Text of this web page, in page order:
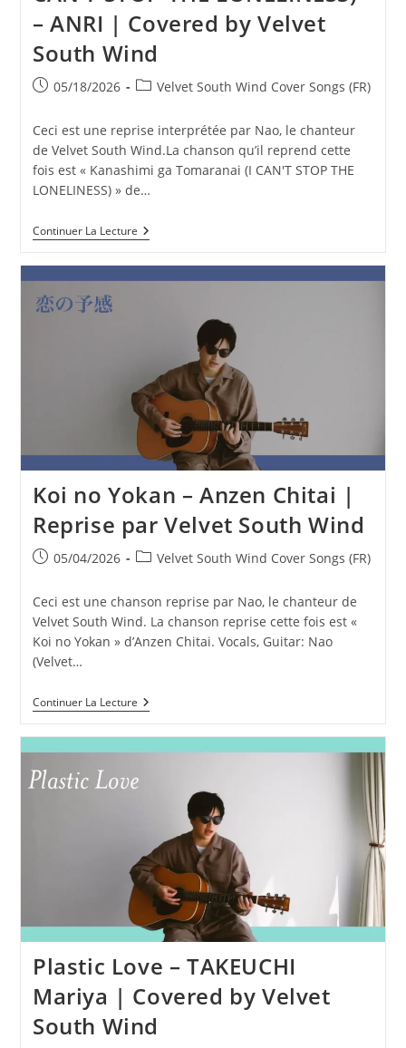
– ANRI | Covered by Velvet
South Wind
Publication
05/18/2026
PostVelvet South Wind Cover Songs (FR)
Ceci est une reprise interprétée par Nao, le chanteur
de Velvet South Wind.La chanson qu’il reprend cette
fois est « Kanashimi ga Tomaranai (I CAN'T STOP THE
LONELINESS) » de…
Continuer La LectureKanashimi
Ga
LONELINESS)
Covered
By
Velvet
South
Wind
Koi no Yokan – Anzen Chitai |
Reprise par Velvet South Wind
Publication
05/04/2026
PostVelvet South Wind Cover Songs (FR)
Ceci est une chanson reprise par Nao, le chanteur de
Velvet South Wind. La chanson reprise cette fois est «
Koi no Yokan » d’Anzen Chitai. Vocals, Guitar: Nao
(Velvet…
Continuer La LectureKoi
No
Chitai
|
South
Wind
Plastic Love – TAKEUCHI
Mariya | Covered by Velvet
South Wind